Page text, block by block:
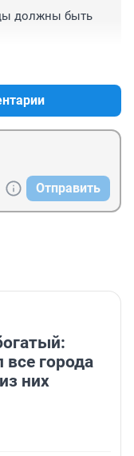
должны быть
Отправить
все города
них